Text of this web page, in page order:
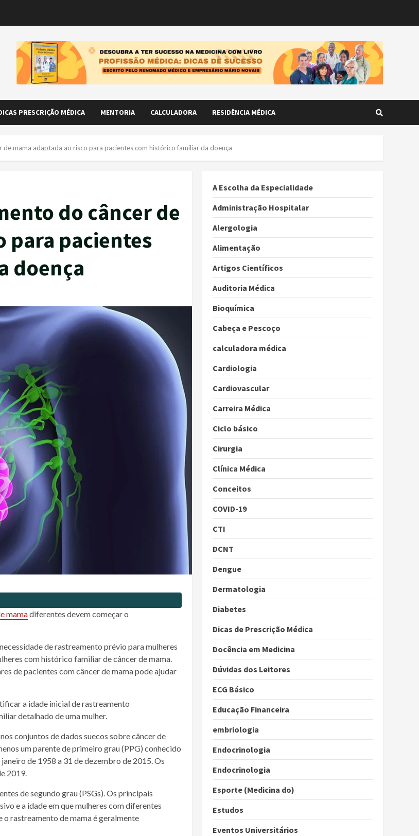
PRESCRIÇÃO MÉDICA MENTORIA CALCULADORA RESIDÊNCIA MÉDICA
mama adaptada ao risco para pacientes com histórico familiar da doença
do câncer de
para pacientes
doença
mamadiferentes devem começar o
de rastreamento prévio para mulheres
com histórico familiar decâncerdemama
de pacientes comcâncerdemamapode ajudar
a idade inicial de rastreamento
detalhado de uma mulher.
conjuntos de dados suecos sobrecâncerde
um parente de primeiro grau (PPG) conhecido
de 1958 a 31 de dezembro de 2015. Os
2019.
de segundo grau (PSGs). Os principais
e a idade em que mulheres com diferentes
o rastreamento demamaé geralmente
A Escolha da Especialidade
Administração Hospitalar
Alergologia
Alimentação
Artigos Científicos
Auditoria Médica
Bioquímica
Cabeça e Pescoço
calculadora médica
Cardiologia
Cardiovascular
Carreira Médica
Ciclo básico
Cirurgia
Clínica Médica
Conceitos
COVID-19
CTI
DCNT
Dengue
Dermatologia
Diabetes
Dicas de Prescrição Médica
Docência em Medicina
Dúvidas dos Leitores
ECG Básico
Educação Financeira
embriologia
Endocrinologia
Endocrinologia
Esporte (Medicina do)
Estudos
Eventos Universitários